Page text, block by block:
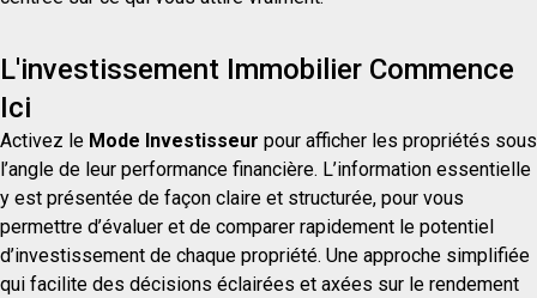
L'investissement Immobilier Commence
Ici
Activez le Mode Investisseur pour afficher les propriétés sous
l’angle de leur performance financière. L’information essentielle
y est présentée de façon claire et structurée, pour vous
permettre d’évaluer et de comparer rapidement le potentiel
d’investissement de chaque propriété. Une approche simplifiée
qui facilite des décisions éclairées et axées sur le rendement